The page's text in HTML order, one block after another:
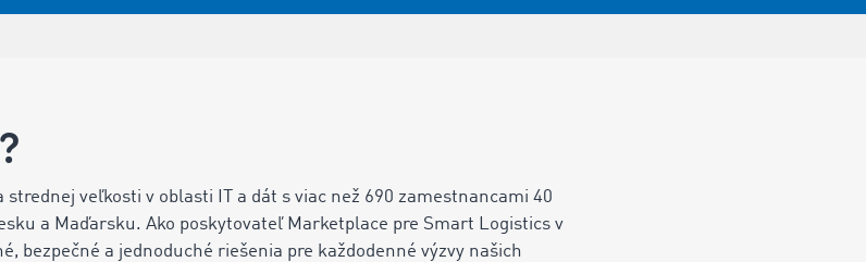
strednej veľkosti v oblasti IT a dát s viac než 690 zamestnancami 40
a Maďarsku. Ako poskytovateľ Marketplace pre Smart Logistics v
bezpečné a jednoduché riešenia pre každodenné výzvy našich